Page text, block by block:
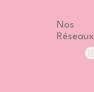
Nos
Réseaux